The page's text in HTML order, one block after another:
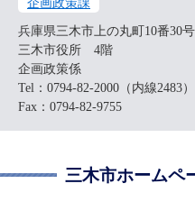
企画政策課
兵庫県三木市上の丸町10番30号
三木市役所 4階
企画政策係
Tel：0794-82-2000（内線2483）
Fax：0794-82-9755
三木市ホームペ